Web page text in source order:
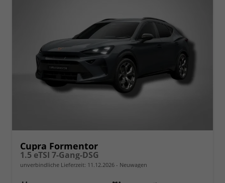
Cupra Formentor
1.5 eTSI 7-Gang-DSG
unverbindliche Lieferzeit: 11.12.2026 Neuwagen